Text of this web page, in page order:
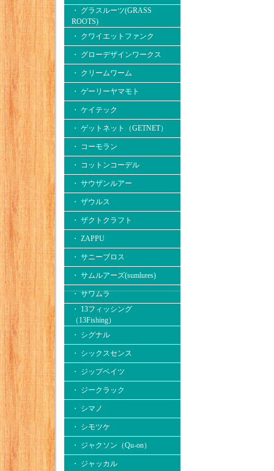
・ グラスルーツ(GRASS
ROOTS)
・ クワイエットファンク
・ グローデザインワークス
・ クリームワーム
・ ゲーリーヤマモト
・ ケイテック
・ ゲットネット（GETNET）
・ コーモラン
・ コットンコーデル
・ サウザンルアー
・ ザウルス
・ ザクトクラフト
・ ZAPPU
・ サニーブロス
・ サムルアーズ(sumlures)
・ サワムラ
・ 13フィッシング
（13Fishing）
・ シグナル
・ シックスセンス
・ ジップベイツ
・ ジークラック
・ シマノ
・ シモツケ
・ ジャクソン（Qu-on）
・ ジャッカル